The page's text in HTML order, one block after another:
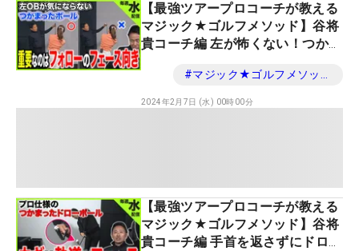
【最強ツアープロコーチが教える
マジック★ゴルフメソッド】谷将
貴コーチ編 左が怖くない！つかま
#マジック★ゴルフメソッド
2024年2月7日 (水) 00時00分
【最強ツアープロコーチが教える
マジック★ゴルフメソッド】谷将
貴コーチ編 手首を返さずにドロー